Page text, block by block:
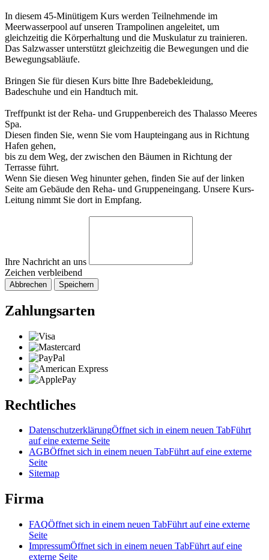
In diesem 45-Minütigem Kurs werden Teilnehmende im
Meerwasserpool auf unseren Trampolinen angeleitet, um
gleichzeitig die Körperhaltung und die Muskulatur zu trainieren.
Das Salzwasser unterstützt gleichzeitig die Bewegungen und die
Bewegungsabläufe.
Bringen Sie für diesen Kurs bitte Ihre Badebekleidung,
Badeschuhe und ein Handtuch mit.
Treffpunkt ist der Reha- und Gruppenbereich des Thalasso Meeres
Spa.
Diesen finden Sie, wenn Sie vom Haupteingang aus in Richtung
Hafen gehen,
bis zu dem Weg, der zwischen den Bäumen in Richtung der
Terrasse führt.
Wenn Sie diesen Weg hinunter gehen, finden Sie auf der linken
Seite am Gebäude den Reha- und Gruppeneingang. Unsere Kurs-
Leitung nimmt Sie dort in Empfang.
Ihre Nachricht an uns
Zeichen verbleibend
Abbrechen Speichern
Zahlungsarten
Rechtliches
DatenschutzerklärungÖffnet sich in einem neuen TabFührt
auf eine externe Seite
AGBÖffnet sich in einem neuen TabFührt auf eine externe
Seite
Sitemap
Firma
FAQÖffnet sich in einem neuen TabFührt auf eine externe
Seite
ImpressumÖffnet sich in einem neuen TabFührt auf eine
externe Seite